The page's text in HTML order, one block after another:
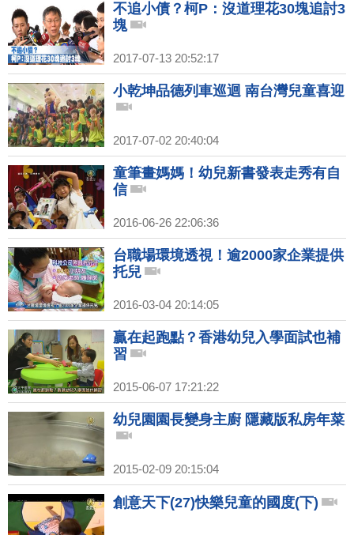
不追小債？柯P：沒道理花30塊追討3
塊
2017-07-13 20:52:17
小乾坤品德列車巡迴 南台灣兒童喜迎
2017-07-02 20:40:04
童筆畫媽媽！幼兒新書發表走秀有自
信
2016-06-26 22:06:36
台職場環境透視！逾2000家企業提供
托兒
2016-03-04 20:14:05
贏在起跑點？香港幼兒入學面試也補
習
2015-06-07 17:21:22
幼兒園園長變身主廚 隱藏版私房年菜
2015-02-09 20:15:04
創意天下(27)快樂兒童的國度(下)